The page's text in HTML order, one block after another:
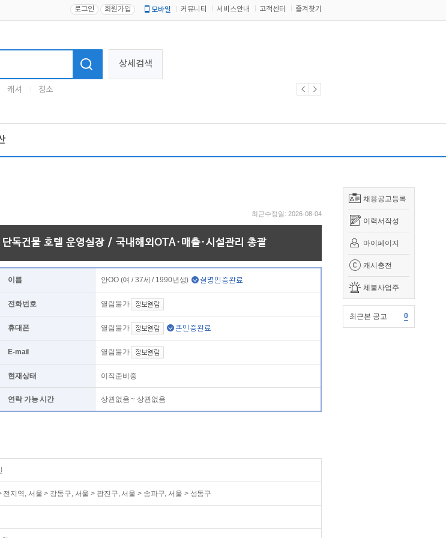
로그인 회원가입 모바일 커뮤니티 서비스안내 고객센터 즐겨찾기
상세검색
캐셔 청소
채용공고등록
이력서작성
마이페이지
캐시충전
체불사업주
최근본 공고 0
최근수정일: 2026-08-04
독건물 호텔 운영실장 / 국내해외OTA·매출·시설관리 총괄
이름 안OO (여 / 37세 / 1990년생)
전화번호 열람불가
휴대폰 열람불가
E-mail 열람불가
현재상태 이직준비중
연락 가능 시간 상관없음 ~ 상관없음
전지역, 서울 > 강동구, 서울 > 광진구, 서울 > 송파구, 서울 > 성동구